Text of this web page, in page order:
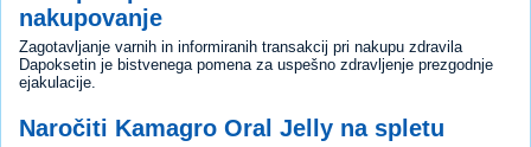
nakupovanje
Zagotavljanje varnih in informiranih transakcij pri nakupu zdravila
Dapoksetin je bistvenega pomena za uspešno zdravljenje prezgodnje
ejakulacije.
Naročiti Kamagro Oral Jelly na spletu